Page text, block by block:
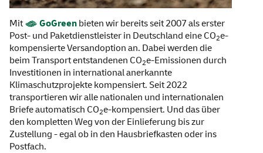
Mit GoGreen bieten wir bereits seit 2007 als erster
Post- und Paketdienstleister in Deutschland eine CO2e-
kompensierte Versandoption an. Dabei werden die
beim Transport entstandenen CO2e-Emissionen durch
Investitionen in international anerkannte
Klimaschutzprojekte kompensiert. Seit 2022
transportieren wir alle nationalen und internationalen
Briefe automatisch CO2e-kompensiert. Und das über
den kompletten Weg von der Einlieferung bis zur
Zustellung - egal ob in den Hausbriefkasten oder ins
Postfach.